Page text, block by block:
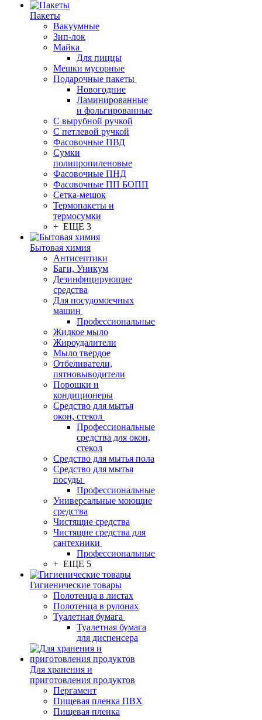
Пакеты
Вакуумные
Зип-лок
Майка
Для пиццы
Мешки мусорные
Подарочные пакеты
Новогодние
Ламинированные
и фольгированные
С вырубной ручкой
С петлевой ручкой
Фасовочные ПВД
Сумки
полипропиленовые
Фасовочные ПНД
Фасовочные ПП БОПП
Сетка-мешок
Термопакеты и
термосумки
+ ЕЩЕ 3
Бытовая химия
Антисептики
Баги, Уникум
Дезинфицирующие
средства
Для посудомоечных
машин
Профессиональные
Жидкое мыло
Жироудалители
Мыло твердое
Отбеливатели,
пятновыводители
Порошки и
кондиционеры
Средство для мытья
окон, стекол
Профессиональные
средства для окон,
стекол
Средство для мытья пола
Средство для мытья
посуды
Профессиональные
Универсальные моющие
средства
Чистящие средства
Чистящие средства для
сантехники
Профессиональные
+ ЕЩЕ 5
Гигиенические товары
Полотенца в листах
Полотенца в рулонах
Туалетная бумага
Туалетная бумага
для диспенсера
Для хранения и
приготовления продуктов
Пергамент
Пищевая пленка ПВХ
Пищевая пленка